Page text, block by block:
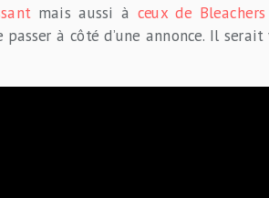
mais aussi à ceux de
à côté d’une annonce. Il serait